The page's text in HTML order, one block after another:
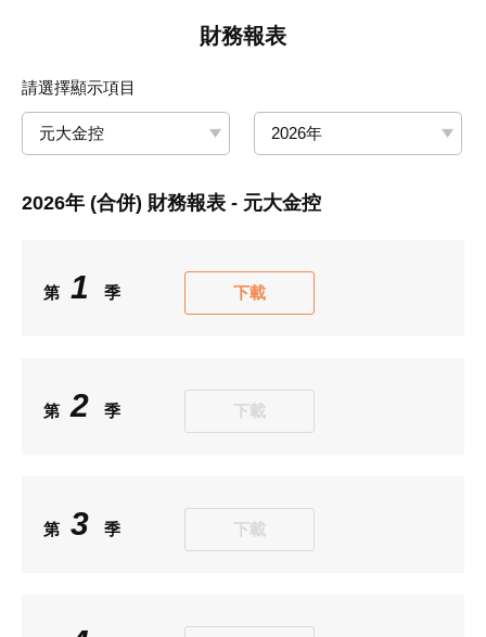
財務報表
請選擇顯示項目
元大金控 2026年
2026年 (合併) 財務報表 - 元大金控
第 1 季 下載
第 2 季 下載
第 3 季 下載